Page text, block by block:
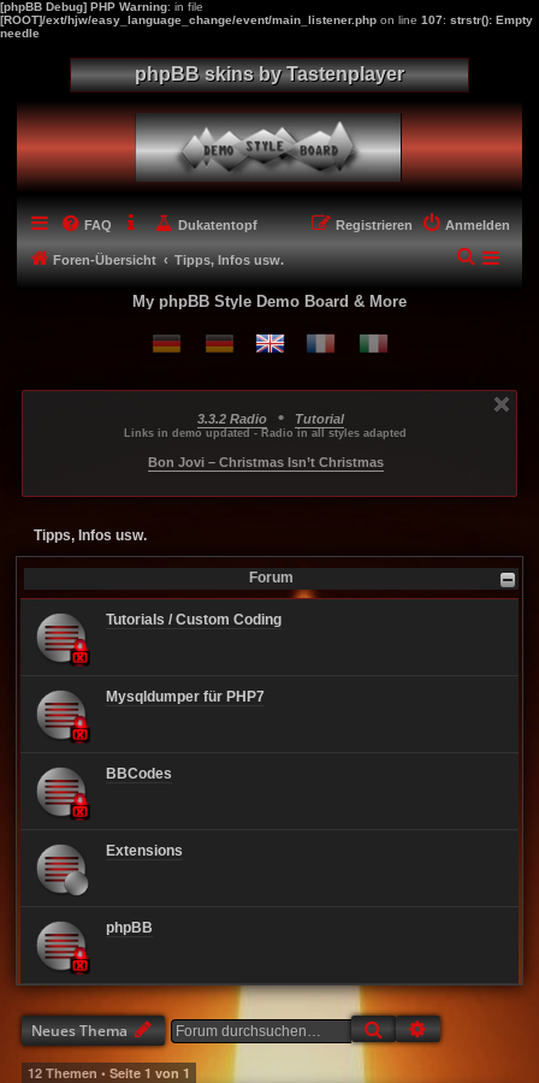
[phpBB Debug] PHP Warning: in file
[ROOT]/ext/hjw/easy_language_change/event/main_listener.php on line 107: strstr(): Empty
needle
phpBB skins by Tastenplayer
FAQ Dukatentopf Anmelden
Registrieren
Foren-Übersicht Tipps, Infos usw.
S
My phpBB Style Demo Board & More
3.3.2 Radio • Tutorial
Links in demo updated - Radio in all styles adapted
Bon Jovi – Christmas Isn’t Christmas
Tipps, Infos usw.
Forum
Tutorials / Custom Coding
Mysqldumper für PHP7
BBCodes
Extensions
phpBB
Neues Thema Suche
12 Themen • Seite 1 von 1